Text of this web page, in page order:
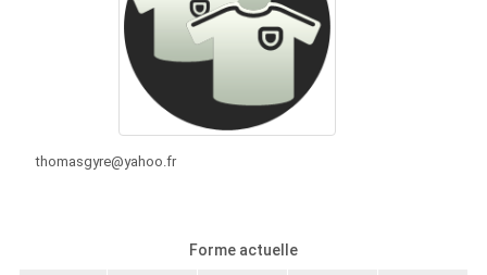
thomasgyre@yahoo.fr
Forme actuelle